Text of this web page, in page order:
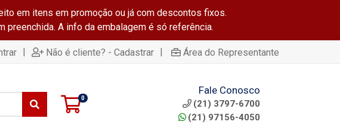
em itens em promoção ou já com descontos fixos.
preenchida. A info da embalagem é só referência.
| Não é cliente? - Cadastrar | Área do Representante
0
Fale Conosco
(21) 3797-6700
(21) 97156-4050